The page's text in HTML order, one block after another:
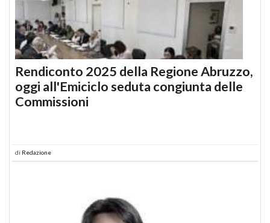
Rendiconto 2025 della Regione Abruzzo,
oggi all'Emiciclo seduta congiunta delle
Commissioni
di Redazione